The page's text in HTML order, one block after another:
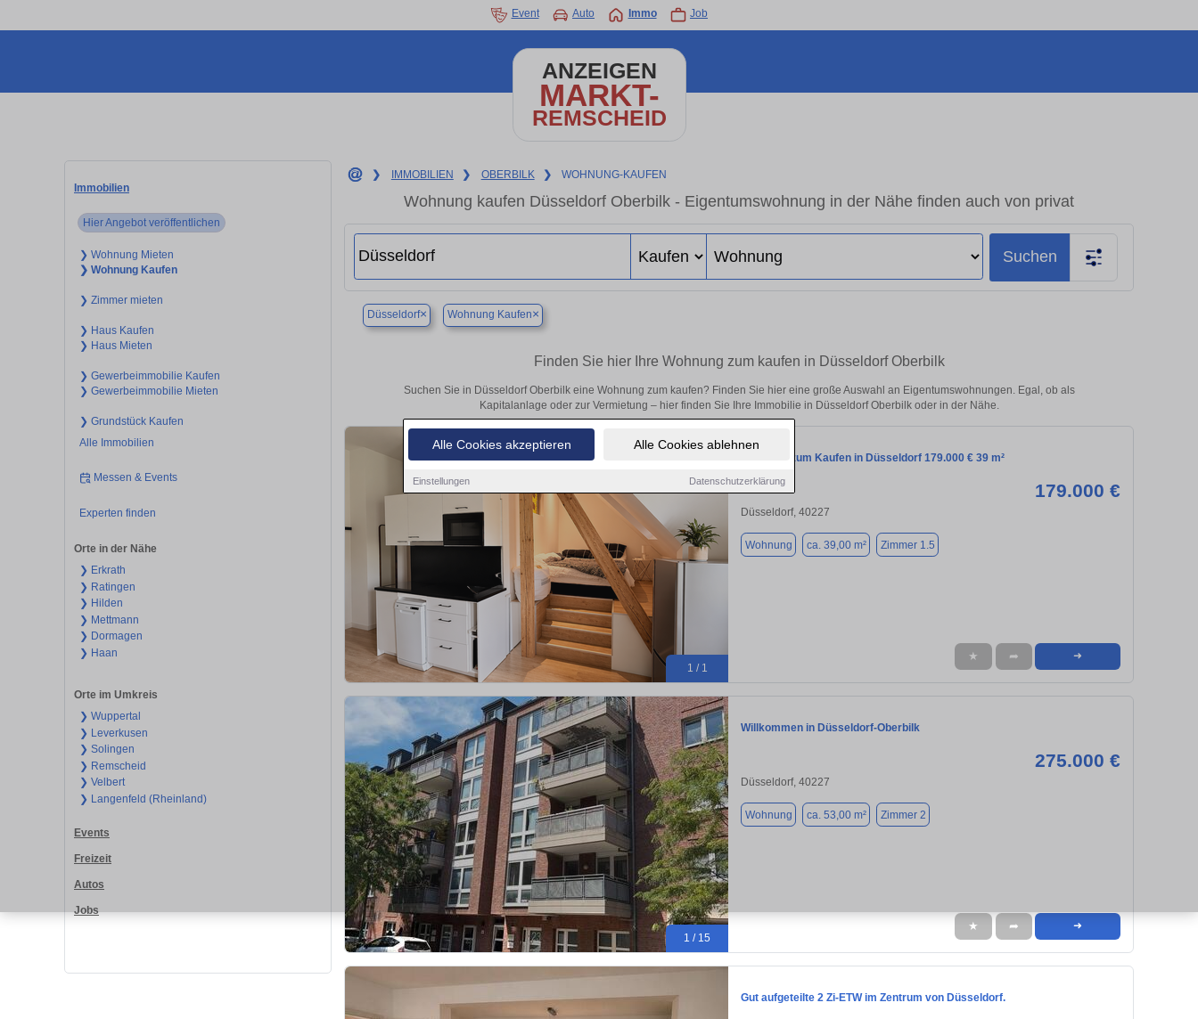
Alle Cookies akzeptieren Alle Cookies ablehnen
Einstellungen Datenschutzerklärung
Event Auto Immo Job
ANZEIGEN
MARKT-
REMSCHEID
Immobilien
Hier Angebot veröffentlichen
❯ Wohnung Mieten
❯ Wohnung Kaufen
❯ Zimmer mieten
❯ Haus Kaufen
❯ Haus Mieten
❯ Gewerbeimmobilie Kaufen
❯ Gewerbeimmobilie Mieten
❯ Grundstück Kaufen
Alle Immobilien
Messen & Events
Experten finden
Orte in der Nähe
❯ Erkrath
❯ Ratingen
❯ Hilden
❯ Mettmann
❯ Dormagen
❯ Haan
Orte im Umkreis
❯ Wuppertal
❯ Leverkusen
❯ Solingen
❯ Remscheid
❯ Velbert
❯ Langenfeld (Rheinland)
Events
Freizeit
Autos
Jobs
❯ IMMOBILIEN ❯ OBERBILK ❯ WOHNUNG-KAUFEN
Wohnung kaufen Düsseldorf Oberbilk - Eigentumswohnung in der Nähe finden auch von privat
Suchen
Düsseldorf× Wohnung Kaufen×
Finden Sie hier Ihre Wohnung zum kaufen in Düsseldorf Oberbilk
Suchen Sie in Düsseldorf Oberbilk eine Wohnung zum kaufen? Finden Sie hier eine große Auswahl an Eigentumswohnungen. Egal, ob als
Kapitalanlage oder zur Vermietung – hier finden Sie Ihre Immobilie in Düsseldorf Oberbilk oder in der Nähe.
1 / 1
Wohnung zum Kaufen in Düsseldorf 179.000 € 39 m²
179.000 €
Düsseldorf, 40227
Wohnung ca. 39,00 m² Zimmer 1.5
★ ➦ ➜
1 / 15
Willkommen in Düsseldorf-Oberbilk
275.000 €
Düsseldorf, 40227
Wohnung ca. 53,00 m² Zimmer 2
★ ➦ ➜
Gut aufgeteilte 2 Zi-ETW im Zentrum von Düsseldorf.